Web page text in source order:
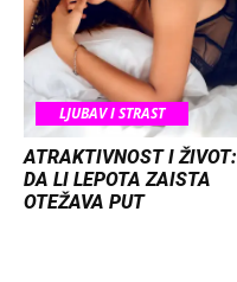
LJUBAV I STRAST
ATRAKTIVNOST I ŽIVOT:
DA LI LEPOTA ZAISTA
OTEŽAVA PUT